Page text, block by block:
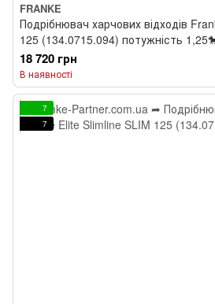
FRANKE
Подрібнювач харчових відходів
125 (134.0715.094) потужність
18 720 грн
В наявності
7
7